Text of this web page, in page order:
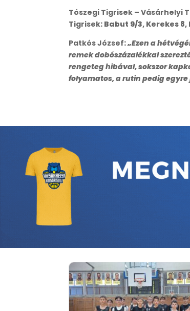
Tószegi Tigrisek – Vásárhelyi
Tigrisek: Babut 9/3, Kerekes 8,
Patkós József:„Ezen a
remek dobószázalékkal
rengeteg hibával, sokszor
folyamatos, a rutin pedig